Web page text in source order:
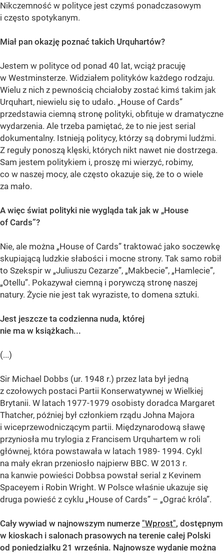
Nikczemność w polityce jest czymś ponadczasowym
i często spotykanym.
Miał pan okazję poznać takich Urquhartów?
Jestem w polityce od ponad 40 lat, wciąż pracuję
w Westminsterze. Widziałem polityków każdego rodzaju.
Wielu z nich z pewnością chciałoby zostać kimś takim jak
Urquhart, niewielu się to udało. „House of Cards”
przedstawia ciemną stronę polityki, obfituje w dramatyczne
wydarzenia. Ale trzeba pamiętać, że to nie jest serial
dokumentalny. Istnieją politycy, którzy są dobrymi ludźmi.
Z reguły ponoszą klęski, których nikt nawet nie dostrzega.
Sam jestem politykiem i, proszę mi wierzyć, robimy,
co w naszej mocy, ale często okazuje się, że to o wiele
za mało.
A więc świat polityki nie wygląda tak jak w „House
of Cards”?
Nie, ale można „House of Cards” traktować jako soczewkę
skupiającą ludzkie słabości i mocne strony. Tak samo robił
to Szekspir w „Juliuszu Cezarze”, „Makbecie”, „Hamlecie”,
„Otellu”. Pokazywał ciemną i porywczą stronę naszej
natury. Życie nie jest tak wyraziste, to domena sztuki.
Jest jeszcze ta codzienna nuda, której
nie ma w książkach...
(...)
Sir Michael Dobbs (ur. 1948 r.) przez lata był jedną
z czołowych postaci Partii Konserwatywnej w Wielkiej
Brytanii. W latach 1977-1979 osobisty doradca Margaret
Thatcher, później był członkiem rządu Johna Majora
i wiceprzewodniczącym partii. Międzynarodową sławę
przyniosła mu trylogia z Francisem Urquhartem w roli
głównej, która powstawała w latach 1989- 1994. Cykl
na mały ekran przeniosło najpierw BBC. W 2013 r.
na kanwie powieści Dobbsa powstał serial z Kevinem
Spaceyem i Robin Wright. W Polsce właśnie ukazuje się
druga powieść z cyklu „House of Cards” – „Ograć króla”.
Cały wywiad w najnowszym numerze "Wprost", dostępnym
w kioskach i salonach prasowych na terenie całej Polski
od poniedziałku 21 września. Najnowsze wydanie można